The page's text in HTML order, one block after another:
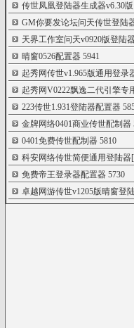
传世凤凰登陆器生成器v6.30版
晴窗0526配置器5941
起秀网传世v1.965版通用登录
223传世1.931登陆器配置器
金牌网络0401商业传世配制器
0401免费传世配制器5810
免费帝王登录器配置器5730
卓越网游传世v1205版晴窗登